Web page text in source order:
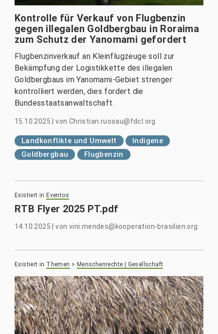
Kontrolle für Verkauf von Flugbenzin
gegen illegalen Goldbergbau in Roraima
zum Schutz der Yanomami gefordert
Flugbenzinverkauf an Kleinflugzeuge soll zur
Bekämpfung der Logistikkette des illegalen
Goldbergbaus im Yanomami-Gebiet strenger
kontrolliert werden, dies fordert die
Bundesstaatsanwaltschaft.
15.10.2025 |von Christian.russau@fdcl.org
Landkonflikte und Umwelt
Indigene
Goldbergbau
Flugbenzin
Existiert in Eventos
RTB Flyer 2025 PT.pdf
14.10.2025 |von vini.mendes@kooperation-brasilien.org
Existiert in Themen > Menschenrechte | Gesellschaft